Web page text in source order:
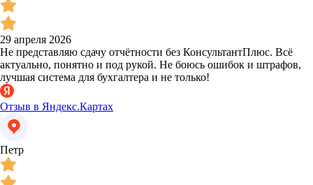
29 апреля 2026
Не представляю сдачу отчётности без КонсультантПлюс. Всё
актуально, понятно и под рукой. Не боюсь ошибок и штрафов,
лучшая система для бухгалтера и не только!
Отзыв в Яндекс.Картах
Петр